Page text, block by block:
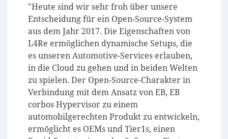
"Heute sind wir sehr froh über unsere
Entscheidung für ein Open-Source-System
aus dem Jahr 2017. Die Eigenschaften von
L4Re ermöglichen dynamische Setups, die
es unseren Automotive-Services erlauben,
in die Cloud zu gehen und in beiden Welten
zu spielen. Der Open-Source-Charakter in
Verbindung mit dem Ansatz von EB, EB
corbos Hypervisor zu einem
automobilgerechten Produkt zu entwickeln,
ermöglicht es OEMs und Tier1s, einen